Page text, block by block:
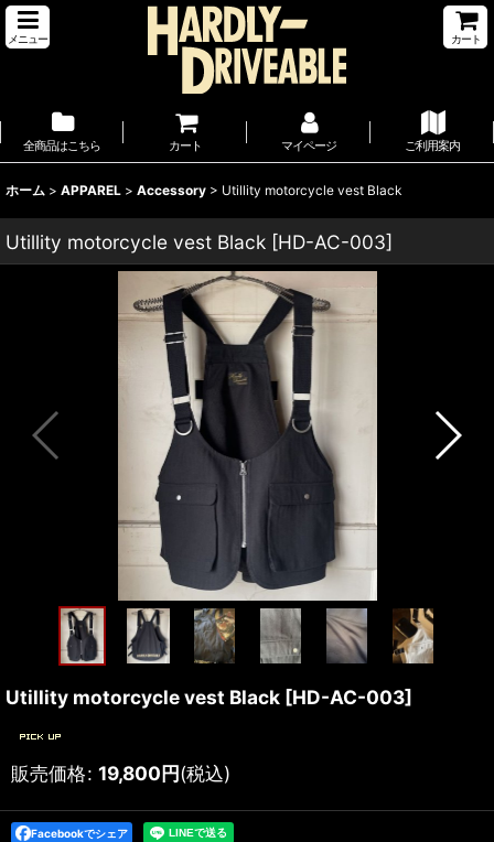
メニュー カート
全商品はこちら カート マイページ ご利用案内
ホーム > APPAREL > Accessory > Utillity motorcycle vest Black
Utillity motorcycle vest Black [HD-AC-003]
Utillity motorcycle vest Black [HD-AC-003]
販売価格: 19,800円(税込)
Facebookでシェア